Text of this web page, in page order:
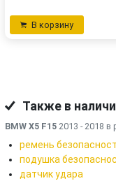
В корзину
Также в
BMW X5 F15 2013 - 2018 в
ремень
подушка
датчик удара